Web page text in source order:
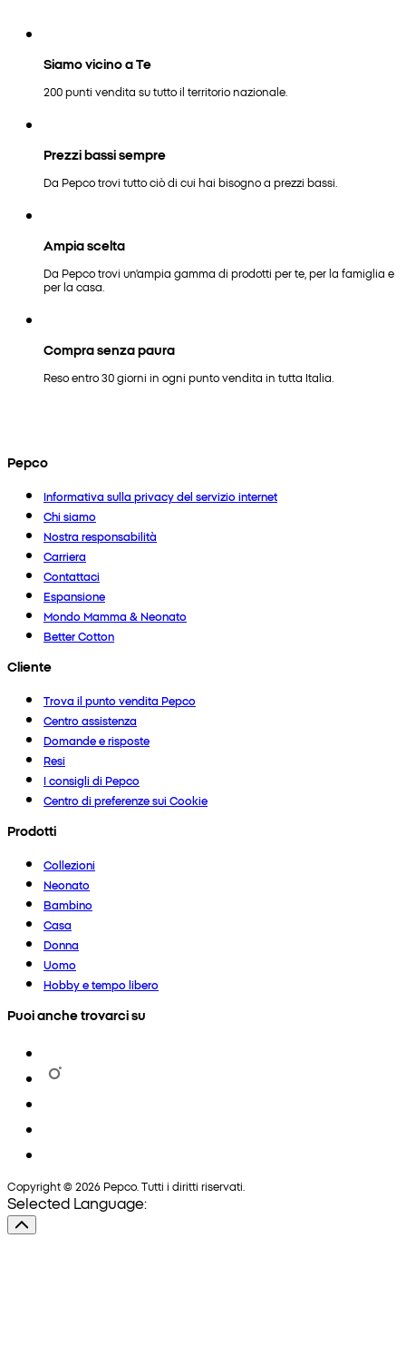
Siamo vicino a Te
200 punti vendita su tutto il territorio nazionale.
Prezzi bassi sempre
Da Pepco trovi tutto ciò di cui hai bisogno a prezzi bassi.
Ampia scelta
Da Pepco trovi un'ampia gamma di prodotti per te, per la famiglia e
per la casa.
Compra senza paura
Reso entro 30 giorni in ogni punto vendita in tutta Italia.
Pepco
Informativa sulla privacy del servizio internet
Chi siamo
Nostra responsabilità
Carriera
Contattaci
Espansione
Mondo Mamma & Neonato
Better Cotton
Cliente
Trova il punto vendita Pepco
Centro assistenza
Domande e risposte
Resi
I consigli di Pepco
Centro di preferenze sui Cookie
Prodotti
Collezioni
Neonato
Bambino
Casa
Donna
Uomo
Hobby e tempo libero
Puoi anche trovarci su
Copyright © 2026 Pepco. Tutti i diritti riservati.
Selected Language: